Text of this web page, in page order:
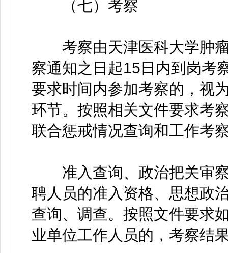
（七）考察
考察由天津医科大学肿瘤
察通知之日起15日内到岗考
要求时间内参加考察的，视
环节。按照相关文件要求考
联合惩戒情况查询和工作考
准入查询、政治把关审察
聘人员的准入资格、思想政
查询、调查。按照文件要求
业单位工作人员的，考察结